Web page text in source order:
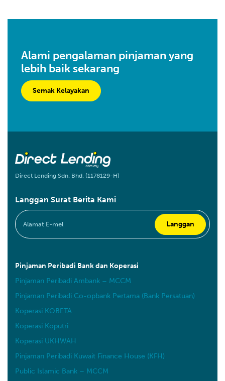
Alami pengalaman pinjaman yang
lebih baik sekarang
Semak Kelayakan
Direct Lending Sdn. Bhd. (1178129-H)
Langgan Surat Berita Kami
Pinjaman Peribadi Bank dan Koperasi
Pinjaman Peribadi Ambank – MCCM
Pinjaman Peribadi Co-opbank Pertama (Bank Persatuan)
Koperasi KOBETA
Koperasi Koputri
Koperasi UKHWAH
Pinjaman Peribadi Kuwait Finance House (KFH)
Public Islamic Bank – MCCM